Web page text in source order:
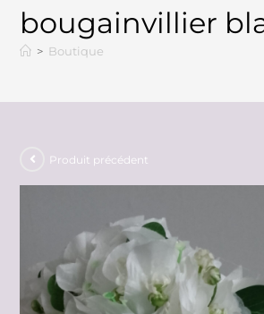
bougainvillier
> Boutique
Produit précédent